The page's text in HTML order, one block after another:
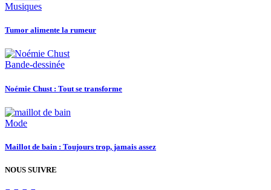
Musiques
Tumor alimente la rumeur
Bande-dessinée
Noémie Chust : Tout se transforme
Mode
Maillot de bain : Toujours trop, jamais assez
NOUS SUIVRE